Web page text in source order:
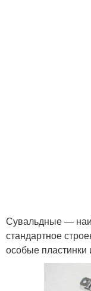
Сувальдные —
стандартное
особые